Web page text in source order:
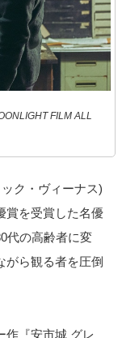
FILM ALL
ク・ヴィーナス)
賞を受賞した名優
代の高齢者に変
がら観る者を圧倒
作『安市城 グレ